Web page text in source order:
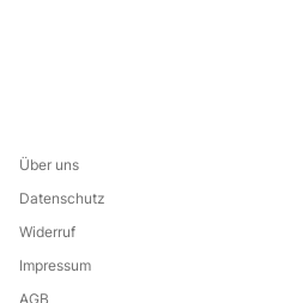
Über uns
Datenschutz
Widerruf
Impressum
AGB